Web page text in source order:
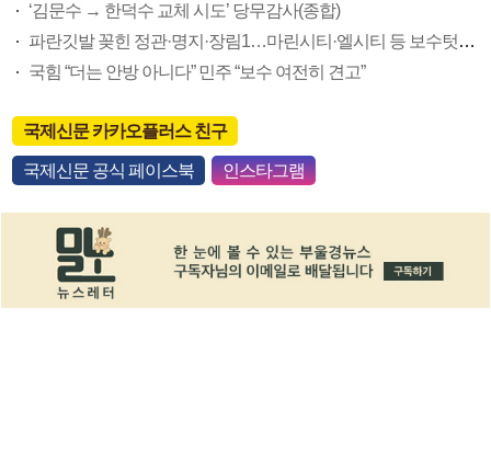
‘김문수 → 한덕수 교체 시도’ 당무감사(종합)
파란깃발 꽂힌 정관·명지·장림1…마린시티·엘시티 등 보수텃밭도 미세변화 감지
국힘 “더는 안방 아니다” 민주 “보수 여전히 견고”
국제신문 카카오플러스 친구
국제신문 공식 페이스북 인스타그램